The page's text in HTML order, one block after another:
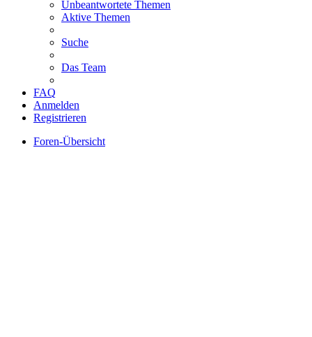
Unbeantwortete Themen
Aktive Themen
Suche
Das Team
FAQ
Anmelden
Registrieren
Foren-Übersicht